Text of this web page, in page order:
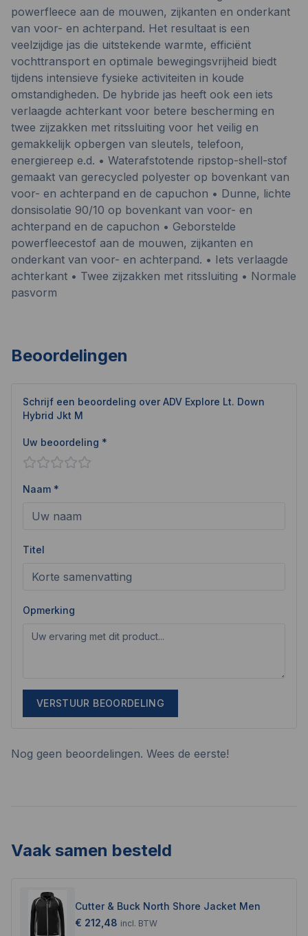
powerfleece aan de mouwen, zijkanten en onderkant
van voor- en achterpand. Het resultaat is een
veelzijdige jas die uitstekende warmte, efficiënt
vochttransport en optimale bewegingsvrijheid biedt
tijdens intensieve fysieke activiteiten in koude
omstandigheden. De hybride jas heeft ook een iets
verlaagde achterkant voor betere bescherming en
twee zijzakken met ritssluiting voor het veilig en
gemakkelijk opbergen van sleutels, telefoon,
energiereep e.d. • Waterafstotende ripstop-shell-stof
gemaakt van gerecycled polyester op bovenkant van
voor- en achterpand en de capuchon • Dunne, lichte
donsisolatie 90/10 op bovenkant van voor- en
achterpand en de capuchon • Geborstelde
powerfleecestof aan de mouwen, zijkanten en
onderkant van voor- en achterpand. • Iets verlaagde
achterkant • Twee zijzakken met ritssluiting • Normale
pasvorm
Beoordelingen
Schrijf een beoordeling over ADV Explore Lt. Down
Hybrid Jkt M
Uw beoordeling *
Naam *
Titel
Opmerking
VERSTUUR BEOORDELING
Nog geen beoordelingen. Wees de eerste!
Vaak samen besteld
Cutter & Buck North Shore Jacket Men
€ 212,48 incl. BTW